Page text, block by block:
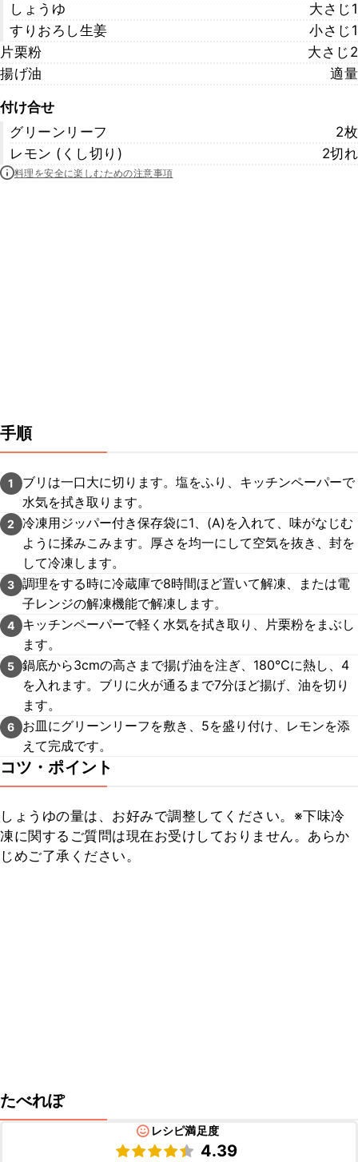
しょうゆ
大さじ1
すりおろし生姜
小さじ1
片栗粉
大さじ2
揚げ油
適量
付け合せ
グリーンリーフ
2枚
レモン (くし切り)
2切れ
料理を安全に楽しむための注意事項
手順
1
ブリは一口大に切ります。塩をふり、キッチンペーパーで
水気を拭き取ります。
2
冷凍用ジッパー付き保存袋に1、(A)を入れて、味がなじむ
ように揉みこみます。厚さを均一にして空気を抜き、封を
して冷凍します。
3 調理をする時に冷蔵庫で8時間ほど置いて解凍、または電
子レンジの解凍機能で解凍します。
4
キッチンペーパーで軽く水気を拭き取り、片栗粉をまぶし
ます。
5 鍋底から3cmの高さまで揚げ油を注ぎ、180℃に熱し、4
を入れます。ブリに火が通るまで7分ほど揚げ、油を切り
ます。
6
お皿にグリーンリーフを敷き、5を盛り付け、レモンを添
えて完成です。
コツ・ポイント
しょうゆの量は、お好みで調整してください。※下味冷
凍に関するご質問は現在お受けしておりません。あらか
じめご了承ください。
たべれぽ
レシピ満足度
4.39